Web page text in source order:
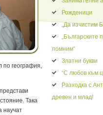
по география,
Така
научат
Рожденици
„Да изчистим
„Българските
помним“
Златни букви
“С любов към
Разходка с
древен и млад!